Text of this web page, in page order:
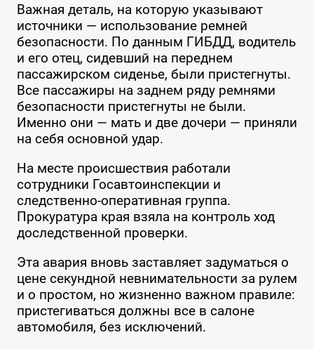
Важная деталь, на которую указывают
источники — использование ремней
безопасности. По данным ГИБДД, водитель
и его отец, сидевший на переднем
пассажирском сиденье, были пристегнуты.
Все пассажиры на заднем ряду ремнями
безопасности пристегнуты не были.
Именно они — мать и две дочери — приняли
на себя основной удар.
На месте происшествия работали
сотрудники Госавтоинспекции и
следственно-оперативная группа.
Прокуратура края взяла на контроль ход
доследственной проверки.
Эта авария вновь заставляет задуматься о
цене секундной невнимательности за рулем
и о простом, но жизненно важном правиле:
пристегиваться должны все в салоне
автомобиля, без исключений.